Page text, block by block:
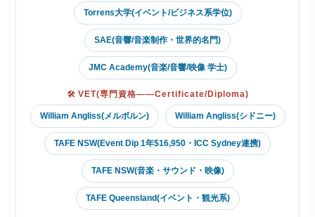
Torrens大学(イベント/ビジネス系学位)
SAE(音響/音楽制作・世界的名門)
JMC Academy(音楽/音響/映像 学士)
🛠 VET(専門資格——Certificate/Diploma)
William Angliss(メルボルン) William Angliss(シドニー)
TAFE NSW(Event Dip 1年$16,950・ICC Sydney連携)
TAFE NSW(音楽・サウンド・映像)
TAFE Queensland(イベント・観光系)